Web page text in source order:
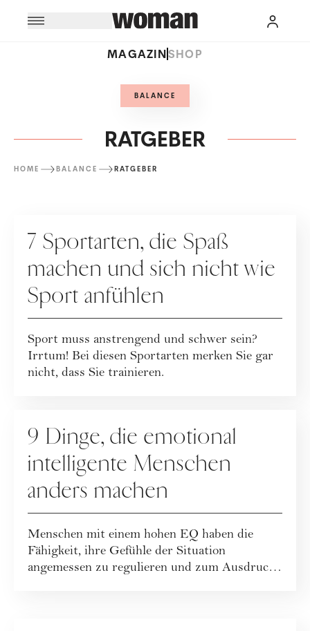
MAGAZINSHOP
BALANCE
RATGEBER
HOME BALANCE RATGEBER
7 Sportarten, die Spaß
machen und sich nicht wie
Sport anfühlen
Sport muss anstrengend und schwer sein?
Irrtum! Bei diesen Sportarten merken Sie gar
nicht, dass Sie trainieren.
9 Dinge, die emotional
intelligente Menschen
anders machen
Menschen mit einem hohen EQ haben die
Fähigkeit, ihre Gefühle der Situation
angemessen zu regulieren und zum Ausdruck